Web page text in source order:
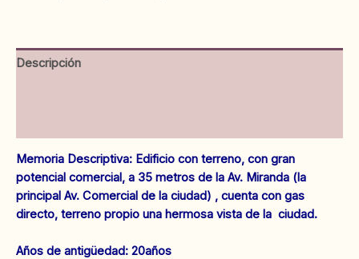
Caballero
Sarmiento.
Descripción
Memoria Descriptiva: Edificio con terreno, con gran
potencial comercial, a 35 metros de la Av. Miranda (la
principal Av. Comercial de la ciudad) , cuenta con gas
directo, terreno propio una hermosa vista de la ciudad.
‌Años de antigüedad: 20años